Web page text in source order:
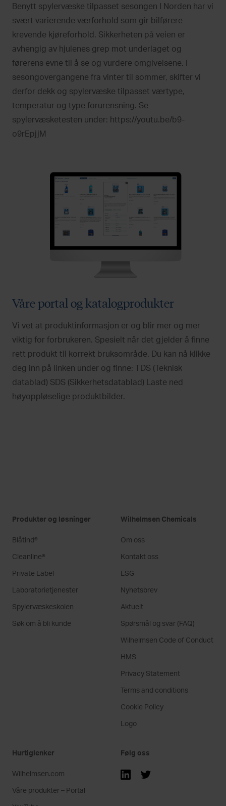
Benytt spylervæske tilpasset sesongen I Norden har vi
svært varierende værforhold som gir bilførere
krevende kjøreforhold. Sikkerheten på veien er
avhengig av hjulenes grep mot underlaget og
førerens evne til å se og vurdere omgivelsene. I
sesongovergangene fra vinter til sommer, skifter vi
derfor dekk og spylervæske tilpasset værtype,
temperatur og type forurensning. Se
spylervæsketesten under: https://youtu.be/b9-
o9rEpjjM
Våre portal og katalogprodukter
Vi vet at produktinformasjon er og blir mer og mer
viktig for forbrukeren. Spesielt når det gjelder å finne
rett produkt til korrekt bruksområde. Du kan nå klikke
deg inn på linken under og finne: TDS (Teknisk
datablad) SDS (Sikkerhetsdatablad) Laste ned
høyoppløselige produktbilder.
Produkter og løsninger
Blåtind®
Cleanline®
Private Label
Laboratorietjenester
Spylervæskeskolen
Søk om å bli kunde
Wilhelmsen Chemicals
Om oss
Kontakt oss
ESG
Nyhetsbrev
Aktuelt
Spørsmål og svar (FAQ)
Wilhelmsen Code of Conduct
HMS
Privacy Statement
Terms and conditions
Cookie Policy
Logo
Følg oss
Hurtiglenker
Wilhelmsen.com
Våre produkter – Portal